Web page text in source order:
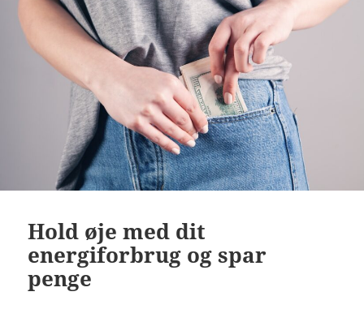
Hold øje med dit
energiforbrug og spar
penge